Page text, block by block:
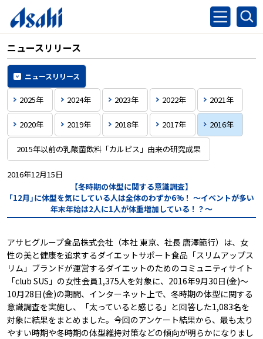
ニュースリリース
ニュースリリース
2025年 2024年 2023年 2022年 2021年
2020年 2019年 2018年 2017年 2016年
2015年以前の乳酸菌飲料「カルピス」由来の研究成果
2016年12月15日
【冬時期の体型に関する意識調査】
｢12月｣に体型を気にしている人は全体のわずか6%！ ～イベントが多い
年末年始は2人に1人が体重増加している！？～
アサヒグループ食品株式会社（本社 東京、社長 唐澤範行）は、女
性の美と健康を追求するダイエットサポート食品「スリムアップス
リム」ブランドが運営するダイエットのためのコミュニティサイト
「club SUS」の女性会員1,375人を対象に、2016年9月30日(金)～
10月28日(金)の期間、インターネット上で、冬時期の体型に関する
意識調査を実施し、「太っていると感じる」と回答した1,083名を
対象に結果をまとめました。今回のアンケート結果から、最も太り
やすい時期や冬時期の体型維持対策などの傾向が明らかになりまし